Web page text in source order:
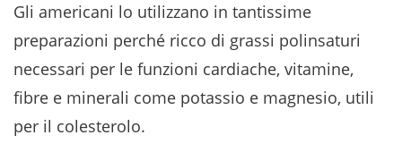
Gli americani lo utilizzano in tantissime
preparazioni perché ricco di grassi polinsaturi
necessari per le funzioni cardiache, vitamine,
fibre e minerali come potassio e magnesio, utili
per il colesterolo.